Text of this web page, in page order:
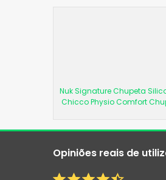
Nuk Signature Chupeta
Chicco Physio Comfort
Opiniões reais de